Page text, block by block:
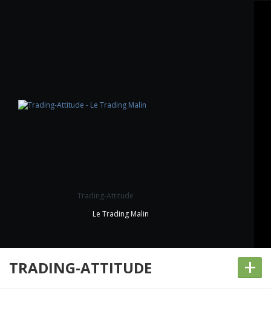
Trading-Attitude
Le Trading Malin
TRADING-ATTITUDE +